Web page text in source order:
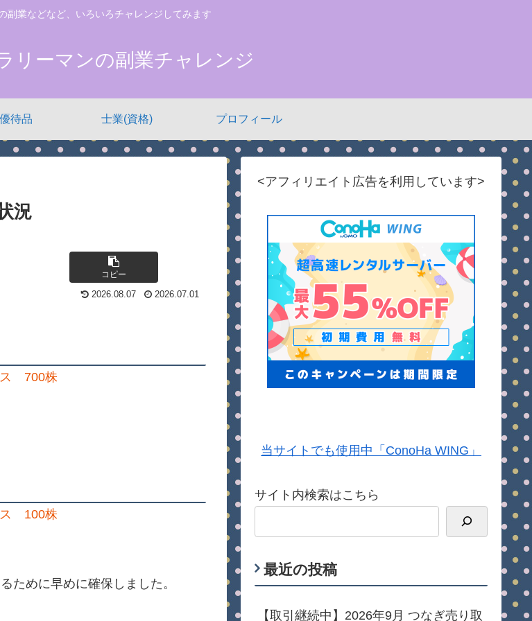
副業などなど、いろいろチャレンジしてみます
リーマンの副業チャレンジ
待品 士業(資格) プロフィール
況
コピー
2026.08.07 2026.07.01
ス 700株
ス 100株
ために早めに確保しました。
<アフィリエイト広告を利用しています>
当サイトでも使用中「ConoHa WING」
サイト内検索はこちら
最近の投稿
【取引継続中】2026年9月 つなぎ売り取